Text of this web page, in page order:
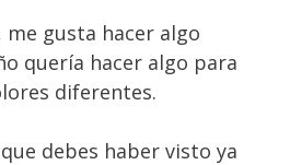
me gusta hacer algo
quería hacer algo para
diferentes.
debes haber visto ya